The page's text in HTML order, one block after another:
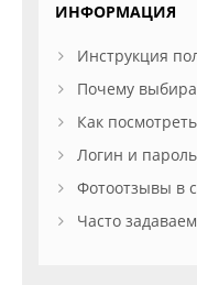
ИНФОРМАЦИЯ
Инструкция
Почему
Как
Логин и
Фотоотзывы в
Часто